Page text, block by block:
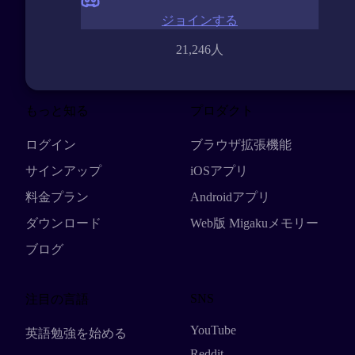
21,246人
ジョインする
もっと知る
ログイン
サインアップ
料金プラン
ダウンロード
ブログ
プロダクト
ブラウザ拡張機能
iOSアプリ
Androidアプリ
Web版 Migakuメモリー
注目の言語
英語勉強を始める
SNS
YouTube